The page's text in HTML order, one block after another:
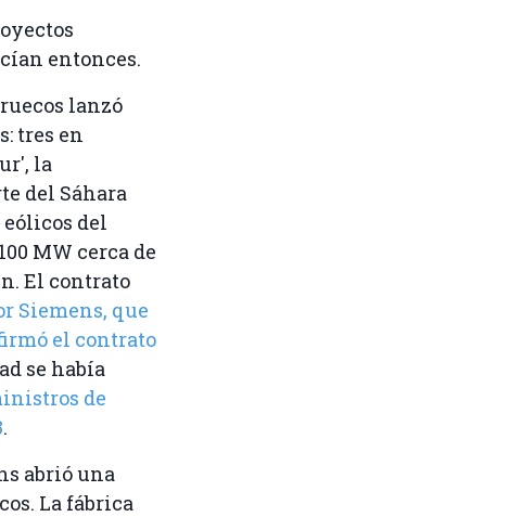
entonces.
lanzó
tres en
la
del Sáhara
del
MW cerca de
El contrato
Siemens, que
el contrato
se había
de
.
abrió una
La fábrica